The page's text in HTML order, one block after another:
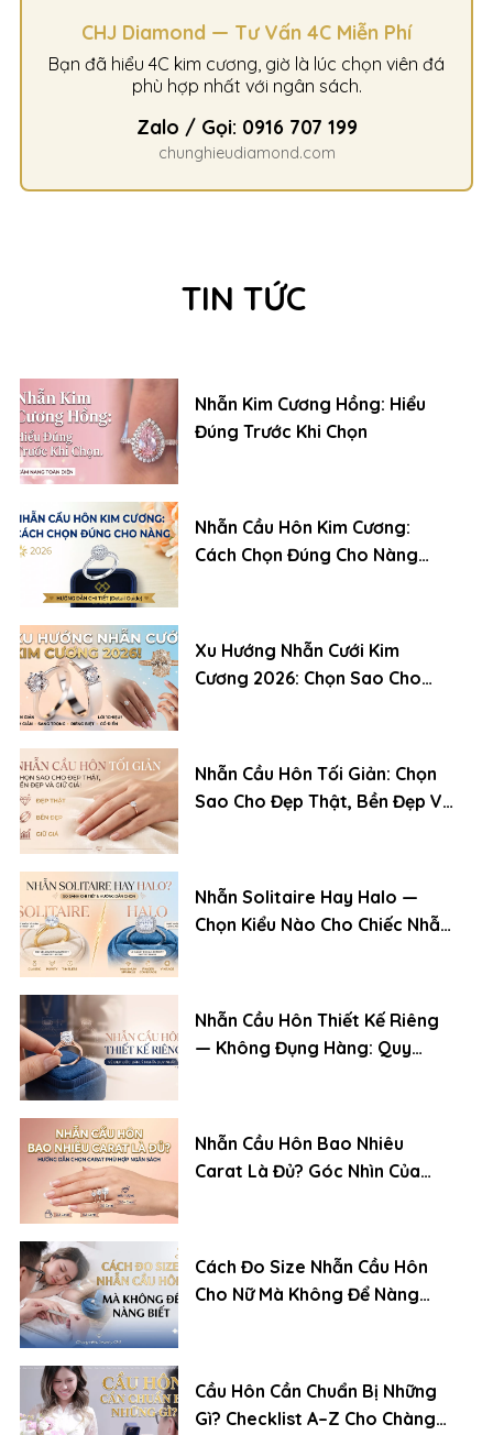
TIN TỨC
Nhẫn Kim Cương Hồng: Hiểu
Đúng Trước Khi Chọn
Nhẫn Cầu Hôn Kim Cương:
Cách Chọn Đúng Cho Nàng
Xu Hướng Nhẫn Cưới Kim
Cương 2026: Chọn Sao Cho
Nhẫn Cầu Hôn Tối Giản: Chọn
Sao Cho Đẹp Thật, Bền Đẹp Và
Nhẫn Solitaire Hay Halo —
Chọn Kiểu Nào Cho Chiếc Nhẫn
Nhẫn Cầu Hôn Thiết Kế Riêng
— Không Đụng Hàng: Quy
Nhẫn Cầu Hôn Bao Nhiêu
Carat Là Đủ? Góc Nhìn Của
Cách Đo Size Nhẫn Cầu Hôn
Cho Nữ Mà Không Để Nàng
Cầu Hôn Cần Chuẩn Bị Những
Gì? Checklist A–Z Cho Chàng
CHJ Diamond — Tư Vấn 4C Miễn Phí
Bạn đã hiểu 4C kim cương, giờ là lúc chọn viên đá
phù hợp nhất với ngân sách.
Zalo / Gọi: 0916 707 199
chunghieudiamond.com